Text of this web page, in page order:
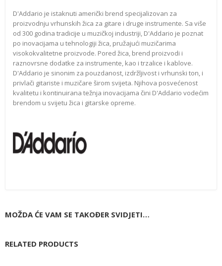
D'Addario je istaknuti američki brend specijalizovan za
proizvodnju vrhunskih žica za gitare i druge instrumente. Sa više
od 300 godina tradicije u muzičkoj industriji, D'Addario je poznat
po inovacijama u tehnologiji žica, pružajući muzičarima
visokokvalitetne proizvode. Pored žica, brend proizvodi i
raznovrsne dodatke za instrumente, kao i trzalice i kablove.
D'Addario je sinonim za pouzdanost, izdržljivost i vrhunski ton, i
privlači gitariste i muzičare širom svijeta. Njihova posvećenost
kvalitetu i kontinuirana težnja inovacijama čini D'Addario vodećim
brendom u svijetu žica i gitarske opreme.
MOŽDA ĆE VAM SE TAKOĐER SVIDJETI…
RELATED PRODUCTS